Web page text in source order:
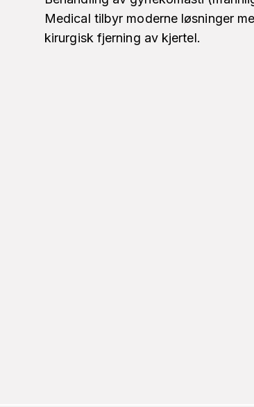
Medical tilbyr moderne løsninger
kirurgisk fjerning av kjertel.